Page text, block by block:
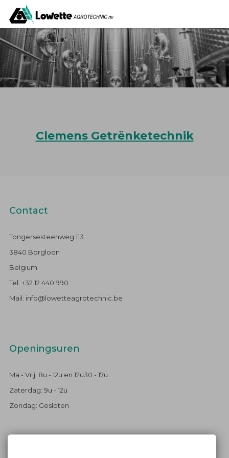
Clemens Getrënketechnik
Contact
Tongersesteenweg 113
3840 Borgloon
Belgium
Tel: +32 12 440 990
Mail: info@lowetteagrotechnic.be
Openingsuren
Ma - Vrij: 8u - 12u en 12u30 - 17u
Zaterdag: 9u - 12u
Zondag: Gesloten